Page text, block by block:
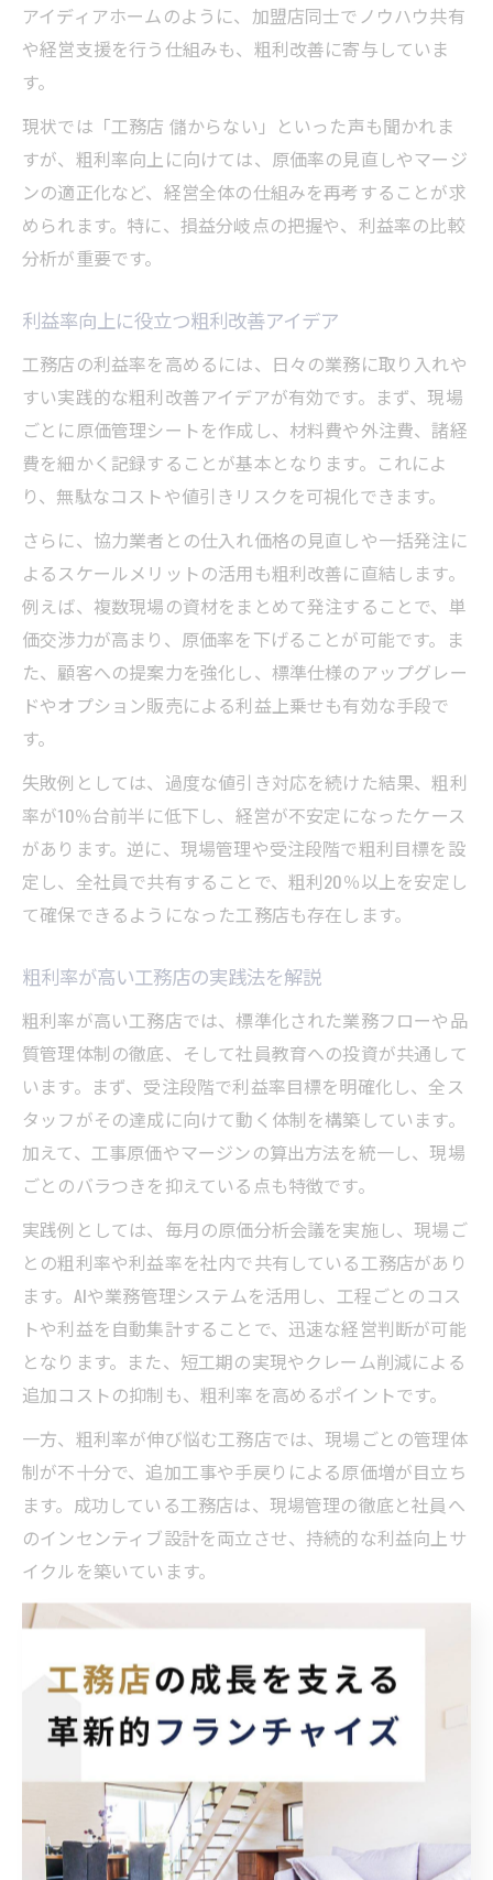
アイディアホームのように、加盟店同士でノウハウ共有
や経営支援を行う仕組みも、粗利改善に寄与していま
す。
現状では「工務店 儲からない」といった声も聞かれま
すが、粗利率向上に向けては、原価率の見直しやマージ
ンの適正化など、経営全体の仕組みを再考することが求
められます。特に、損益分岐点の把握や、利益率の比較
分析が重要です。
利益率向上に役立つ粗利改善アイデア
工務店の利益率を高めるには、日々の業務に取り入れや
すい実践的な粗利改善アイデアが有効です。まず、現場
ごとに原価管理シートを作成し、材料費や外注費、諸経
費を細かく記録することが基本となります。これによ
り、無駄なコストや値引きリスクを可視化できます。
さらに、協力業者との仕入れ価格の見直しや一括発注に
よるスケールメリットの活用も粗利改善に直結します。
例えば、複数現場の資材をまとめて発注することで、単
価交渉力が高まり、原価率を下げることが可能です。ま
た、顧客への提案力を強化し、標準仕様のアップグレー
ドやオプション販売による利益上乗せも有効な手段で
す。
失敗例としては、過度な値引き対応を続けた結果、粗利
率が10％台前半に低下し、経営が不安定になったケース
があります。逆に、現場管理や受注段階で粗利目標を設
定し、全社員で共有することで、粗利20％以上を安定し
て確保できるようになった工務店も存在します。
粗利率が高い工務店の実践法を解説
粗利率が高い工務店では、標準化された業務フローや品
質管理体制の徹底、そして社員教育への投資が共通して
います。まず、受注段階で利益率目標を明確化し、全ス
タッフがその達成に向けて動く体制を構築しています。
加えて、工事原価やマージンの算出方法を統一し、現場
ごとのバラつきを抑えている点も特徴です。
実践例としては、毎月の原価分析会議を実施し、現場ご
との粗利率や利益率を社内で共有している工務店があり
ます。AIや業務管理システムを活用し、工程ごとのコス
トや利益を自動集計することで、迅速な経営判断が可能
となります。また、短工期の実現やクレーム削減による
追加コストの抑制も、粗利率を高めるポイントです。
一方、粗利率が伸び悩む工務店では、現場ごとの管理体
制が不十分で、追加工事や手戻りによる原価増が目立ち
ます。成功している工務店は、現場管理の徹底と社員へ
のインセンティブ設計を両立させ、持続的な利益向上サ
イクルを築いています。
原価率見直しで工務店粗利の底上げを
工務店の粗利率を大きく左右するのが原価率です。原価
率とは、売上高に対する原価（材料費・外注費・諸経費
など）の割合を指し、一般的には70％前後が目安とされ
ています。原価率を数％改善できれば、粗利益には大き
なインパクトがあります。
具体的な見直し策としては、仕入れ先の再選定や、複数